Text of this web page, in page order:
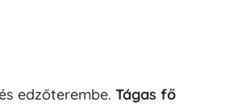
edzőterembe. Tágas fő